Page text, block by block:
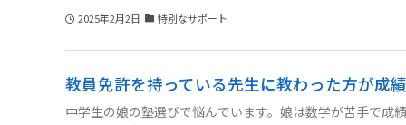
がいいか判断に迷っています。帰国子女向けの塾は特有
あります。普通の塾なら近所にあり、日本の教育システ
れず、このままでは受験に間に合わないのではという焦り
2025年2月2日 特別なサポート
教員免許を持っている先生に教わった方が成
中学生の娘の塾選びで悩んでいます。娘は数学が苦手で